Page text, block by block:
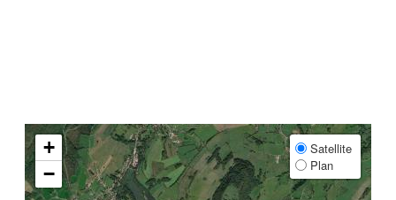
+
−
Satellite
Plan